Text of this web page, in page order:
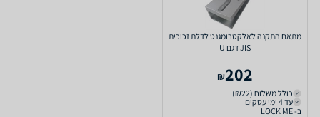
מתאם התקנה לאלקטרומגנט לדלת זכוכית
JIS דגם U
202
₪
כולל משלוח (₪22)
עד 4 ימי עסקים
ב- LOCK ME